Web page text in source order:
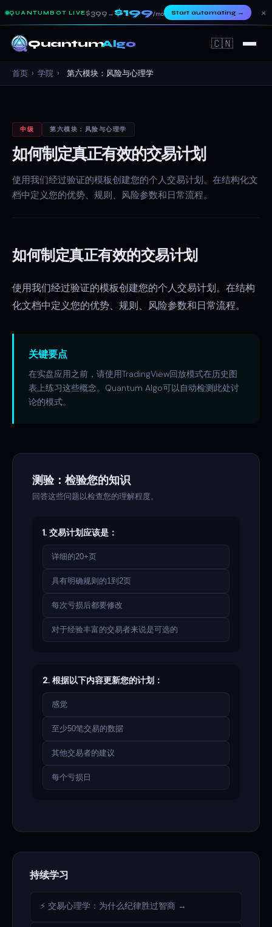
QUANTUMBOT LIVE $399 → $199/mo Start automating→ ×
QuantumAlgo 🇨🇳
首页 › 学院 › 第六模块：风险与心理学
中级 第六模块：风险与心理学
如何制定真正有效的交易计划
使用我们经过验证的模板创建您的个人交易计划。在结构化文
档中定义您的优势、规则、风险参数和日常流程。
如何制定真正有效的交易计划
使用我们经过验证的模板创建您的个人交易计划。在结构
化文档中定义您的优势、规则、风险参数和日常流程。
关键要点
在实盘应用之前，请使用TradingView回放模式在历史图
表上练习这些概念。Quantum Algo可以自动检测此处讨
论的模式。
测验：检验您的知识
回答这些问题以检查您的理解程度。
1. 交易计划应该是：
详细的20+页
具有明确规则的1到2页
每次亏损后都要修改
对于经验丰富的交易者来说是可选的
2. 根据以下内容更新您的计划：
感觉
至少50笔交易的数据
其他交易者的建议
每个亏损日
持续学习
⚡ 交易心理学：为什么纪律胜过智商 →